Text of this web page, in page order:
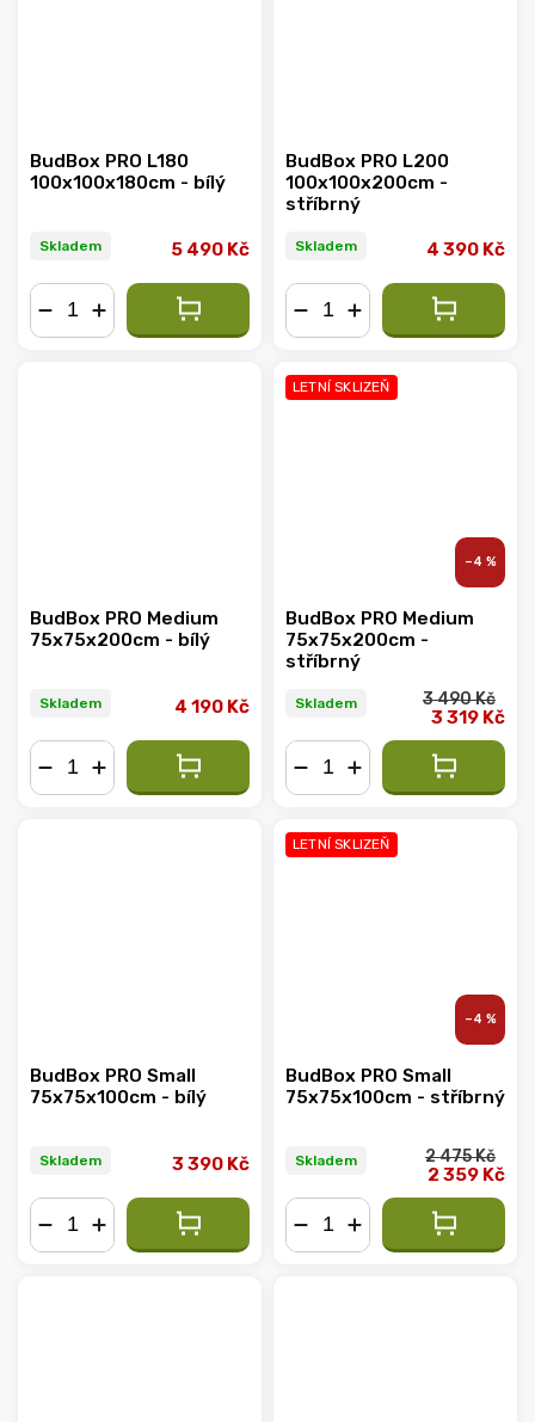
BudBox PRO L180
100x100x180cm - bílý
Skladem 5 490 Kč
BudBox PRO L200
100x100x200cm -
stříbrný
Skladem 4 390 Kč
BudBox PRO Medium
75x75x200cm - bílý
Skladem 4 190 Kč
LETNÍ SKLIZEŇ
–4 %
BudBox PRO Medium
75x75x200cm -
stříbrný
Skladem 3 490 Kč
3 319 Kč
BudBox PRO Small
75x75x100cm - bílý
Skladem 3 390 Kč
LETNÍ SKLIZEŇ
–4 %
BudBox PRO Small
75x75x100cm - stříbrný
Skladem 2 475 Kč
2 359 Kč